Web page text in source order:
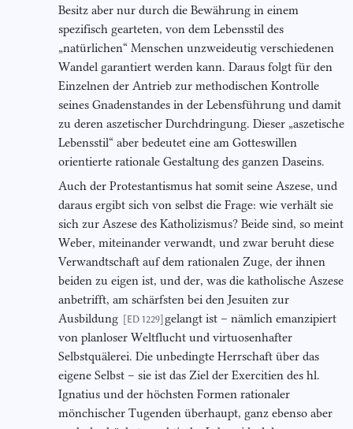
Besitz aber nur durch die Bewährung in einem
spezifisch gearteten, von dem Lebensstil des
„natürlichen“ Menschen unzweideutig verschiedenen
Wandel garantiert werden kann. Daraus folgt für den
Einzelnen der Antrieb zur methodischen Kontrolle
seines Gnadenstandes in der Lebensführung und damit
zu deren aszetischer Durchdringung. Dieser „aszetische
Lebensstil“ aber bedeutet eine am Gotteswillen
orientierte rationale Gestaltung des ganzen Daseins.
Auch der Protestantismus hat somit seine Aszese, und
daraus ergibt sich von selbst die Frage: wie verhält sie
sich zur Aszese des Katholizismus? Beide sind, so meint
Weber, miteinander verwandt, und zwar beruht diese
Verwandtschaft auf dem rationalen Zuge, der ihnen
beiden zu eigen ist, und der, was die katholische Aszese
anbetrifft, am schärfsten bei den Jesuiten zur
Ausbildung
[ED 1229] gelangt ist – nämlich emanzipiert
von planloser Weltflucht und virtuosenhafter
Selbstquälerei. Die unbedingte Herrschaft über das
eigene Selbst – sie ist das Ziel der Exercitien des hl.
Ignatius und der höchsten Formen rationaler
mönchischer Tugenden überhaupt, ganz ebenso aber